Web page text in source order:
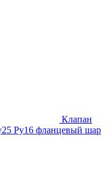
Клапан
Ру16 фланцевый шар